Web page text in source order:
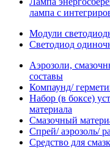
лампа с
Модули
Светодиод
Аэрозоли,
составы
Компаунд/
Набор (в боксе)
материала
Смазочный
Спрей/ аэрозоль/
Средство для